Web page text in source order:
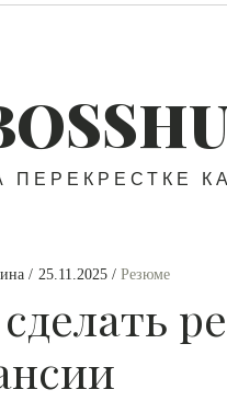
ПЕРЕКРЕСТКЕ
25.11.2025 Резюме